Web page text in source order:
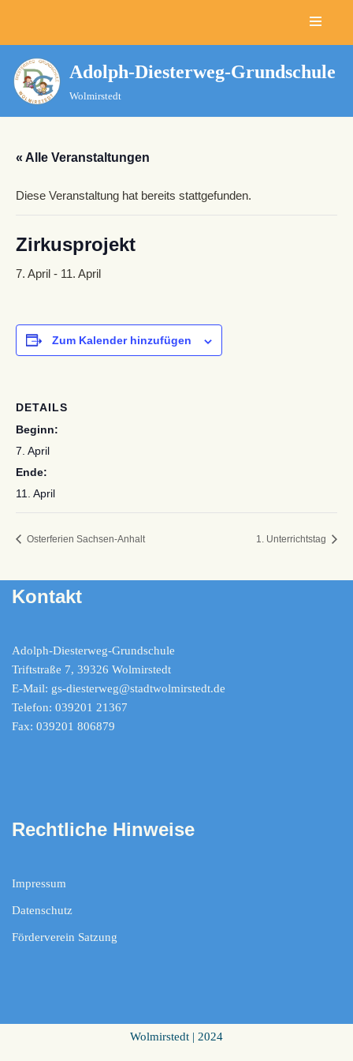
Zum
Inhalt
springen
Adolph-Diesterweg-Grundschule
Wolmirstedt
« Alle Veranstaltungen
Diese Veranstaltung hat bereits stattgefunden.
Zirkusprojekt
7. April - 11. April
Zum Kalender hinzufügen
DETAILS
Beginn:
7. April
Ende:
11. April
Osterferien Sachsen-Anhalt 1. Unterrichtstag
Kontakt
Adolph-Diesterweg-Grundschule
Triftstraße 7, 39326 Wolmirstedt
E-Mail: gs-diesterweg@stadtwolmirstedt.de
Telefon: 039201 21367
Fax: 039201 806879
Rechtliche Hinweise
Impressum
Datenschutz
Förderverein Satzung
Wolmirstedt | 2024